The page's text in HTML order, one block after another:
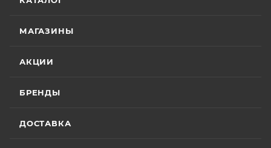
МАГАЗИНЫ
АКЦИИ
БРЕНДЫ
ДОСТАВКА